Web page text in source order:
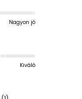
Nagyon jó
Kiváló